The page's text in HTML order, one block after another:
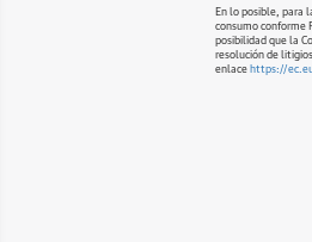
En lo posible, para
consumo conforme
posibilidad que la
resolución de
enlace https://